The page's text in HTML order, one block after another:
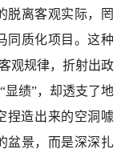
脱离客观实际，罔
同质化项目。这种
观规律，折射出政
显绩”，却透支了地
捏造出来的空洞噱
盆景，而是深深扎